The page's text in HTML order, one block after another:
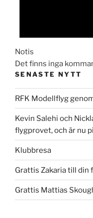
Notis
Det finns inga
SENASTE NYTT
RFK Modellflyg
Kevin Salehi och
flygprovet, och är nu
Klubbresa
Grattis Zakaria till din
Grattis Mattias